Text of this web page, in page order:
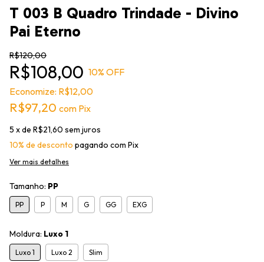
T 003 B Quadro Trindade - Divino
Pai Eterno
R$120,00
R$108,00 10% OFF
Economize: R$12,00
R$97,20 com Pix
5 x de R$21,60 sem juros
10% de desconto pagando com Pix
Ver mais detalhes
Tamanho: PP
PP P M G GG EXG
Moldura: Luxo 1
Luxo 1 Luxo 2 Slim